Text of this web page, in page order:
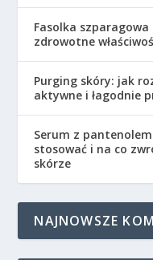
Fasolka
zdrowotne
Purging skóry: jak
aktywne i łagodnie
Serum z
stosować i na co
skórze
NAJNOWSZE